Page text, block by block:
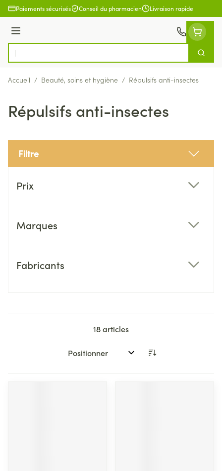
Aller au contenu
Paiements sécurisés Conseil du pharmacien Livraison rapide
Menu
Rechercher
Accueil / Beauté, soins et hygiène / Répulsifs anti-insectes
Répulsifs anti-insectes
Filtre
Prix
Marques
Fabricants
18articles
Trier par: